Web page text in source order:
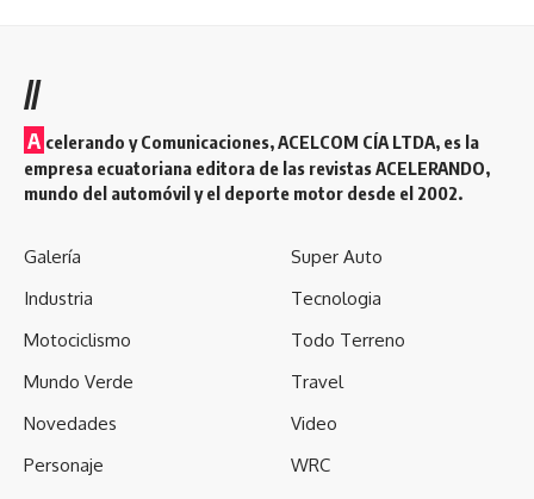
//
A celerando y Comunicaciones, ACELCOM CÍA LTDA, es la
empresa ecuatoriana editora de las revistas ACELERANDO,
mundo del automóvil y el deporte motor desde el 2002.
Galería
Industria
Motociclismo
Mundo Verde
Novedades
Personaje
Super Auto
Tecnologia
Todo Terreno
Travel
Video
WRC